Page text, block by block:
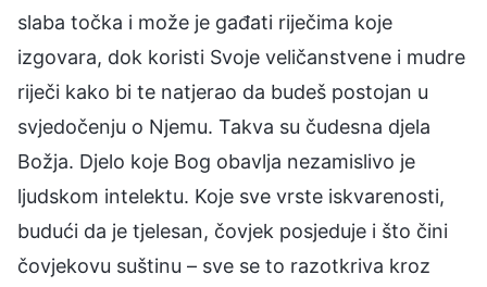
slaba točka i može je gađati riječima koje
izgovara, dok koristi Svoje veličanstvene i mudre
riječi kako bi te natjerao da budeš postojan u
svjedočenju o Njemu. Takva su čudesna djela
Božja. Djelo koje Bog obavlja nezamislivo je
ljudskom intelektu. Koje sve vrste iskvarenosti,
budući da je tjelesan, čovjek posjeduje i što čini
čovjekovu suštinu – sve se to razotkriva kroz